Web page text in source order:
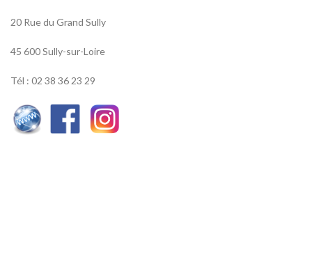
20 Rue du Grand Sully
45 600 Sully-sur-Loire
Tél : 02 38 36 23 29